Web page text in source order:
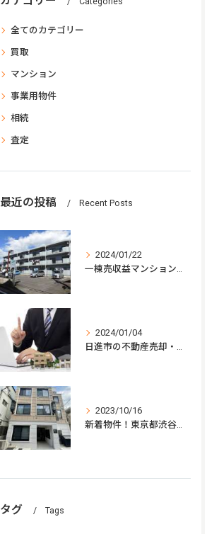
全てのカテゴリー
買取
マンション
事業用物件
相続
査定
最近の投稿 Recent Posts
2024/01/22
一棟売収益マンション｜茨城県水戸市 利回り8.5％★平成9年築！
2024/01/04
日進市の不動産売却・査定の相談！収益物件の売却タイミングは？
2023/10/16
新着物件！東京都渋谷区「幡ヶ谷駅」徒歩5分！
タグ Tags